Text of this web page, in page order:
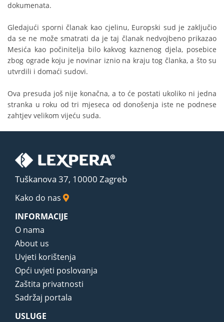
dokumenata.
Gledajući sporni članak kao cjelinu, Europski sud je zaključio
da se ne može smatrati da je taj članak nedvojbeno prikazao
Mesića kao počinitelja bilo kakvog kaznenog djela, posebice
zbog ograde koju je novinar iznio na kraju tog članka, a što su
utvrdili i domaći sudovi.
Ova presuda još nije konačna, a to će postati ukoliko ni jedna
stranka u roku od tri mjeseca od donošenja iste ne podnese
zahtjev velikom vijeću suda.
Tuškanova 37, 10000 Zagreb
Kako do nas
INFORMACIJE
O nama
About us
Uvjeti korištenja
Opći uvjeti poslovanja
Zaštita privatnosti
Sadržaj portala
USLUGE